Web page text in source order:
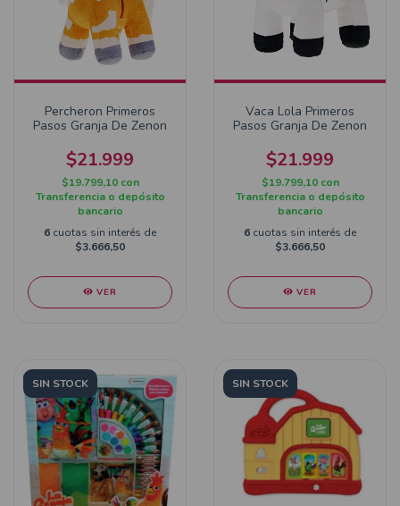
Percheron Primeros
Pasos Granja De Zenon
$21.999
$19.799,10 con
Transferencia o depósito
bancario
6 cuotas sin interés de
$3.666,50
VER
Vaca Lola Primeros
Pasos Granja De Zenon
$21.999
$19.799,10 con
Transferencia o depósito
bancario
6 cuotas sin interés de
$3.666,50
VER
SIN STOCK SIN STOCK